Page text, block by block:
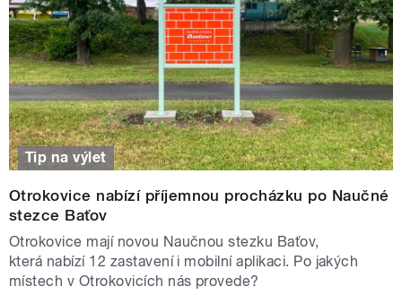
Tip na výlet
Otrokovice nabízí příjemnou procházku po Naučné
stezce Baťov
Otrokovice mají novou Naučnou stezku Baťov,
která nabízí 12 zastavení i mobilní aplikaci. Po jakých
místech v Otrokovicích nás provede?